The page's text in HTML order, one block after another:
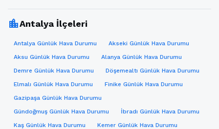
location_cityAntalya İlçeleri
Antalya Günlük Hava Durumu
Akseki Günlük Hava Durumu
Aksu Günlük Hava Durumu
Alanya Günlük Hava Durumu
Demre Günlük Hava Durumu
Döşemealtı Günlük Hava Durumu
Elmalı Günlük Hava Durumu
Finike Günlük Hava Durumu
Gazipaşa Günlük Hava Durumu
Gündoğmuş Günlük Hava Durumu
İbradı Günlük Hava Durumu
Kaş Günlük Hava Durumu
Kemer Günlük Hava Durumu